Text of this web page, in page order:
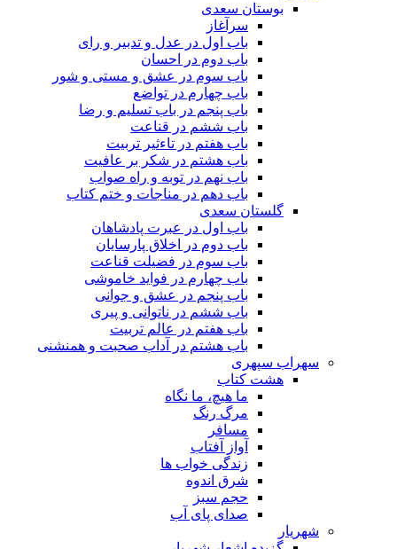
بوستان سعدی
سرآغاز
باب اول در عدل و تدبیر و رای
باب دوم در احسان
باب سوم در عشق و مستی و شور
باب چهارم در تواضع
باب پنجم در باب تسلیم و رضا
باب ششم در قناعت
باب هفتم در تاءثیر تربیت
باب هشتم در شکر بر عافیت
باب نهم در توبه و راه صواب
باب دهم در مناجات و ختم کتاب
گلستان سعدی
باب اول در عبرت پادشاهان
باب دوم در اخلاق پارسایان
باب سوم در فضیلت قناعت
باب چهارم در فواید خاموشى
باب پنجم در عشق و جوانى
باب ششم در ناتوانى و پیرى
باب هفتم در عالم تربیت
باب هشتم در آداب صحبت و همنشنى
سهراب سپهری
هشت کتاب
ما هیچ، ما نگاه
مرگ رنگ
مسافر
آواز آفتاب
زندگی خواب ها
شرق اندوه
حجم سبز
صدای پای آب
شهریار